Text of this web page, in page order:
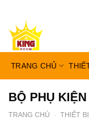
nội
dung
TRANG CHỦ
BỘ PHỤ
TRANG CHỦ - THIẾT